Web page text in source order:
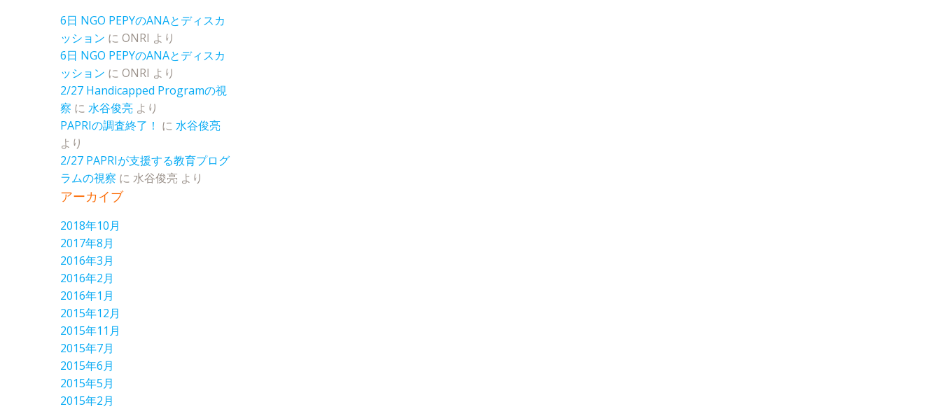
6日 NGO PEPYのANAとディスカ
ッション に ONRI より
6日 NGO PEPYのANAとディスカ
ッション に ONRI より
2/27 Handicapped Programの視
察 に 水谷俊亮 より
PAPRIの調査終了！ に 水谷俊亮
より
2/27 PAPRIが支援する教育プログ
ラムの視察 に 水谷俊亮 より
アーカイブ
2018年10月
2017年8月
2016年3月
2016年2月
2016年1月
2015年12月
2015年11月
2015年7月
2015年6月
2015年5月
2015年2月